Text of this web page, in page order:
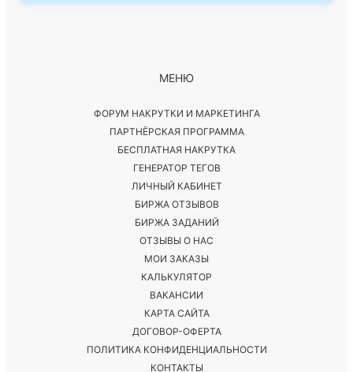
МЕНЮ
ФОРУМ НАКРУТКИ И МАРКЕТИНГА
ПАРТНЁРСКАЯ ПРОГРАММА
БЕСПЛАТНАЯ НАКРУТКА
ГЕНЕРАТОР ТЕГОВ
ЛИЧНЫЙ КАБИНЕТ
БИРЖА ОТЗЫВОВ
БИРЖА ЗАДАНИЙ
ОТЗЫВЫ О НАС
МОИ ЗАКАЗЫ
КАЛЬКУЛЯТОР
ВАКАНСИИ
КАРТА САЙТА
ДОГОВОР-ОФЕРТА
ПОЛИТИКА КОНФИДЕНЦИАЛЬНОСТИ
КОНТАКТЫ